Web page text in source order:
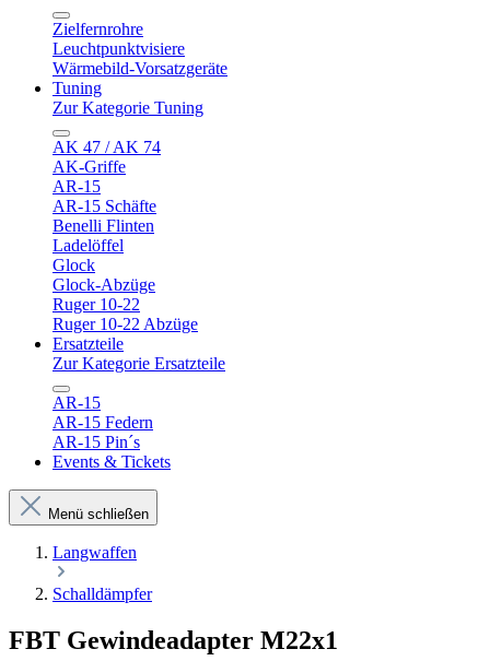
Zielfernrohre
Leuchtpunktvisiere
Wärmebild-Vorsatzgeräte
Tuning
Zur Kategorie Tuning
AK 47 / AK 74
AK-Griffe
AR-15
AR-15 Schäfte
Benelli Flinten
Ladelöffel
Glock
Glock-Abzüge
Ruger 10-22
Ruger 10-22 Abzüge
Ersatzteile
Zur Kategorie Ersatzteile
AR-15
AR-15 Federn
AR-15 Pin´s
Events & Tickets
Menü schließen
Langwaffen
Schalldämpfer
FBT Gewindeadapter M22x1